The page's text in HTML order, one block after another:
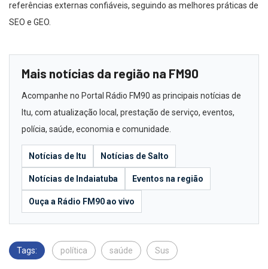
referências externas confiáveis, seguindo as melhores práticas de
SEO e GEO.
Mais notícias da região na FM90
Acompanhe no Portal Rádio FM90 as principais notícias de
Itu, com atualização local, prestação de serviço, eventos,
polícia, saúde, economia e comunidade.
Notícias de Itu Notícias de Salto
Notícias de Indaiatuba Eventos na região
Ouça a Rádio FM90 ao vivo
Tags: política saúde Sus